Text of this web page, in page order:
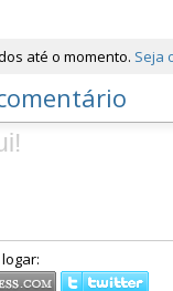
até o momento. Seja